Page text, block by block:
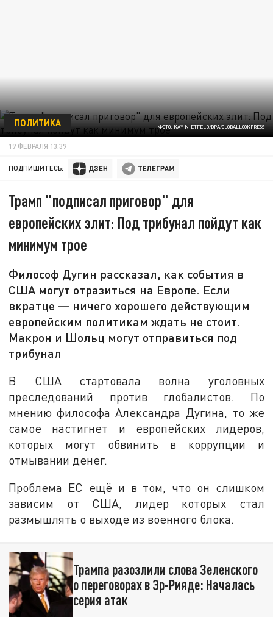
ФОТО: KAY NIETFELD/DPA/GLOBALLOOKPRESS
ПОЛИТИКА
19 ФЕВРАЛЯ 13:39
ПОДПИШИТЕСЬ:
Трамп "подписал приговор" для
европейских элит: Под трибунал пойдут как
минимум трое
Философ Дугин рассказал, как события в
США могут отразиться на Европе. Если
вкратце — ничего хорошего действующим
европейским политикам ждать не стоит.
Макрон и Шольц могут отправиться под
трибунал
В США стартовала волна уголовных
преследований против глобалистов. По
мнению философа Александра Дугина, то же
самое настигнет и европейских лидеров,
которых могут обвинить в коррупции и
отмывании денег.
Проблема ЕС ещё и в том, что он слишком
зависим от США, лидер которых стал
размышлять о выходе из военного блока.
Трампа разозлили слова Зеленского
о переговорах в Эр-Рияде: Началась
серия атак